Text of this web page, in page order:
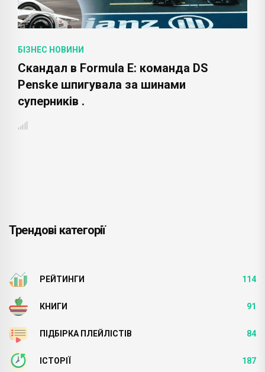
БІЗНЕС НОВИНИ
Скандал в Formula E: команда DS
Penske шпигувала за шинами
суперників .
Трендові категорії
РЕЙТИНГИ 114
КНИГИ 91
ПІДБІРКА ПЛЕЙЛІСТІВ 84
ІСТОРІЇ 187